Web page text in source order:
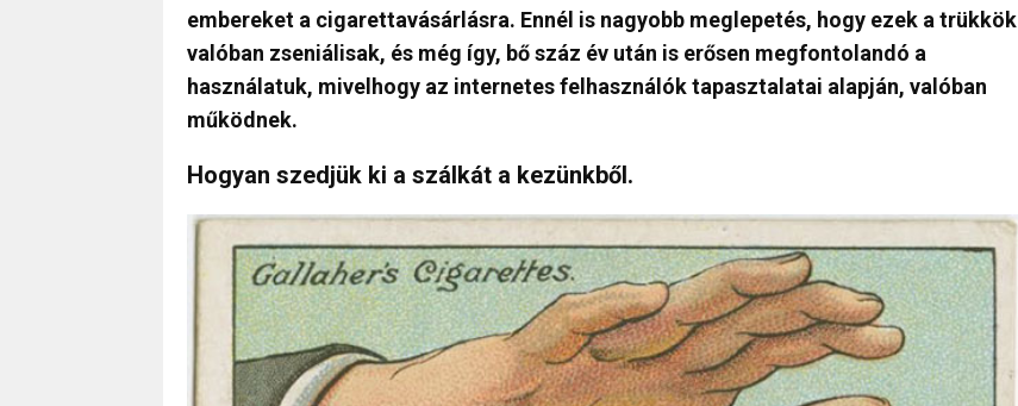
embereket a cigarettavásárlásra. Ennél is nagyobb meglepetés, hogy ezek a trükkök
valóban zseniálisak, és még így, bő száz év után is erősen megfontolandó a
használatuk, mivelhogy az internetes felhasználók tapasztalatai alapján, valóban
működnek.
Hogyan szedjük ki a szálkát a kezünkből.